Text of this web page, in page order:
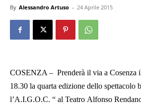
By Alessandro Artuso - 24 Aprile 2015
COSENZA – Prenderà il via a Cosenza
18.30 la quarta edizione dello spettacolo
l’A.I.G.O.C. “ al Teatro Alfonso